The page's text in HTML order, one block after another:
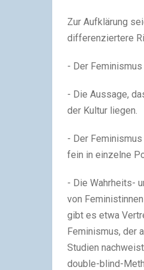
Zur Aufklärung
differenziertere
- Der
- Die Aussage,
der Kultur liegen.
- Der
fein in einzelne
- Die Wahrheits-
von
gibt es etwa
Feminismus, der
Studien
double-blind-